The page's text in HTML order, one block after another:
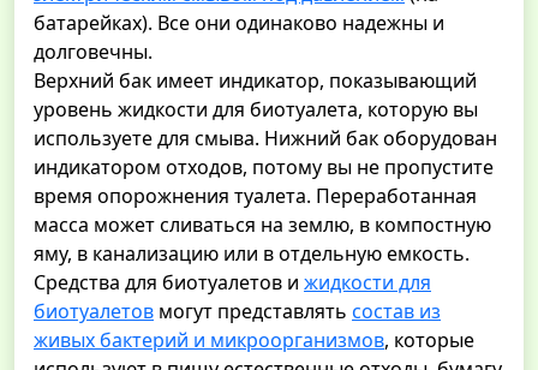
батарейках). Все они одинаково надежны и
долговечны.
Верхний бак имеет индикатор, показывающий
уровень жидкости для биотуалета, которую вы
используете для смыва. Нижний бак оборудован
индикатором отходов, потому вы не пропустите
время опорожнения туалета. Переработанная
масса может сливаться на землю, в компостную
яму, в канализацию или в отдельную емкость.
Средства для биотуалетов и жидкости для
биотуалетов могут представлять состав из
живых бактерий и микроорганизмов, которые